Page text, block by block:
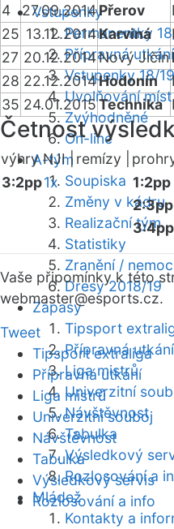
Vstupenky
Permanentky
Přípravná
Vstupenky 18/19
Uvolňování míst
Zvýhodněné
On-line
A-tým
Soupiska
Změny v kádru
Realizační tým
Statistiky
Zranění /
Dresy 2018/19
Zápasy
Tipsport
Přípravná utkání
Liga mistrů
Univerzitní
Návštěvnost
Tabulka
Výsledkový
Rozlosování a
Mládež
Kontakty a
4 27.09.2014Přerov
25 13.12.2014Karviná
27 20.12.2014Nový Jičín
28 22.12.2014Hodonín
35 24.01.2015Technika
Četnost
výhry NJI | remízy |
3:2pp1x 1:2pp
2:3pp
3:4pp
Vaše připomínky k této
webmaster@esports.cz.
Tweet
Tipsport extraliga
Přípravná utkání
Liga mistrů
Univerzitní souboj
Návštěvnost
Tabulka
Výsledkový servis
Rozlosování a info